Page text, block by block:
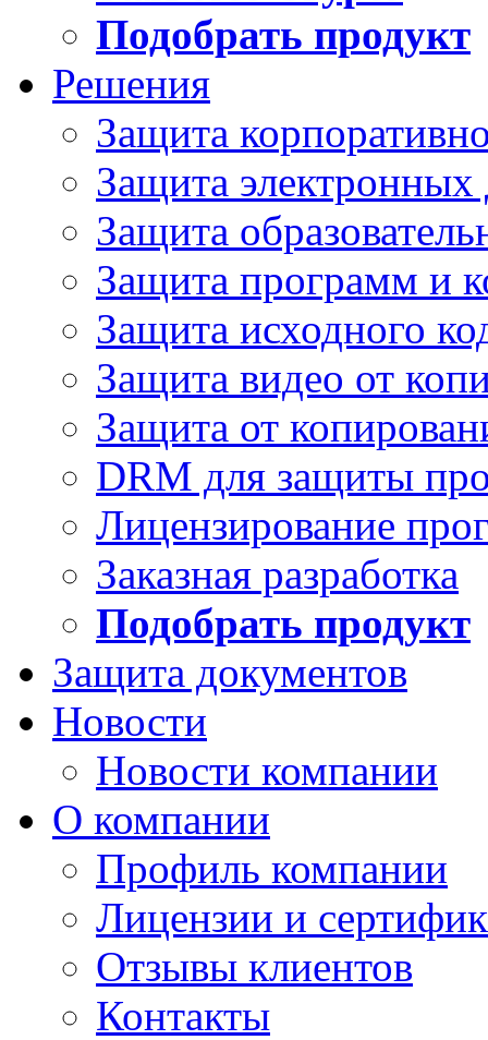
Подобрать продукт
Решения
Защита
Защита электронных
Защита
Защита программ и
Защита исходного
Защита видео от
Защита от
DRM для защиты
Лицензирование
Заказная разработка
Подобрать продукт
Защита документов
Новости
Новости компании
О компании
Профиль компании
Лицензии и
Отзывы клиентов
Контакты